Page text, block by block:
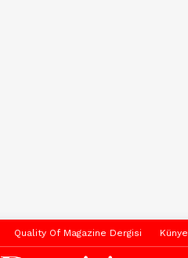
Quality Of Magazine Dergisi Künye